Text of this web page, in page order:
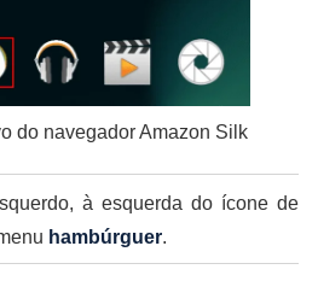
do navegador Amazon Silk
à esquerda do ícone de
hambúrguer.